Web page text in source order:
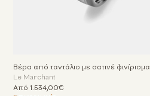
Βέρα από ταντάλιο με σατινέ φινίρισμα
Le Marchant
Από 1.534,00€